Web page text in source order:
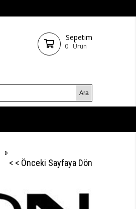
Sepetim
0 Ürün
< < Önceki Sayfaya Dön